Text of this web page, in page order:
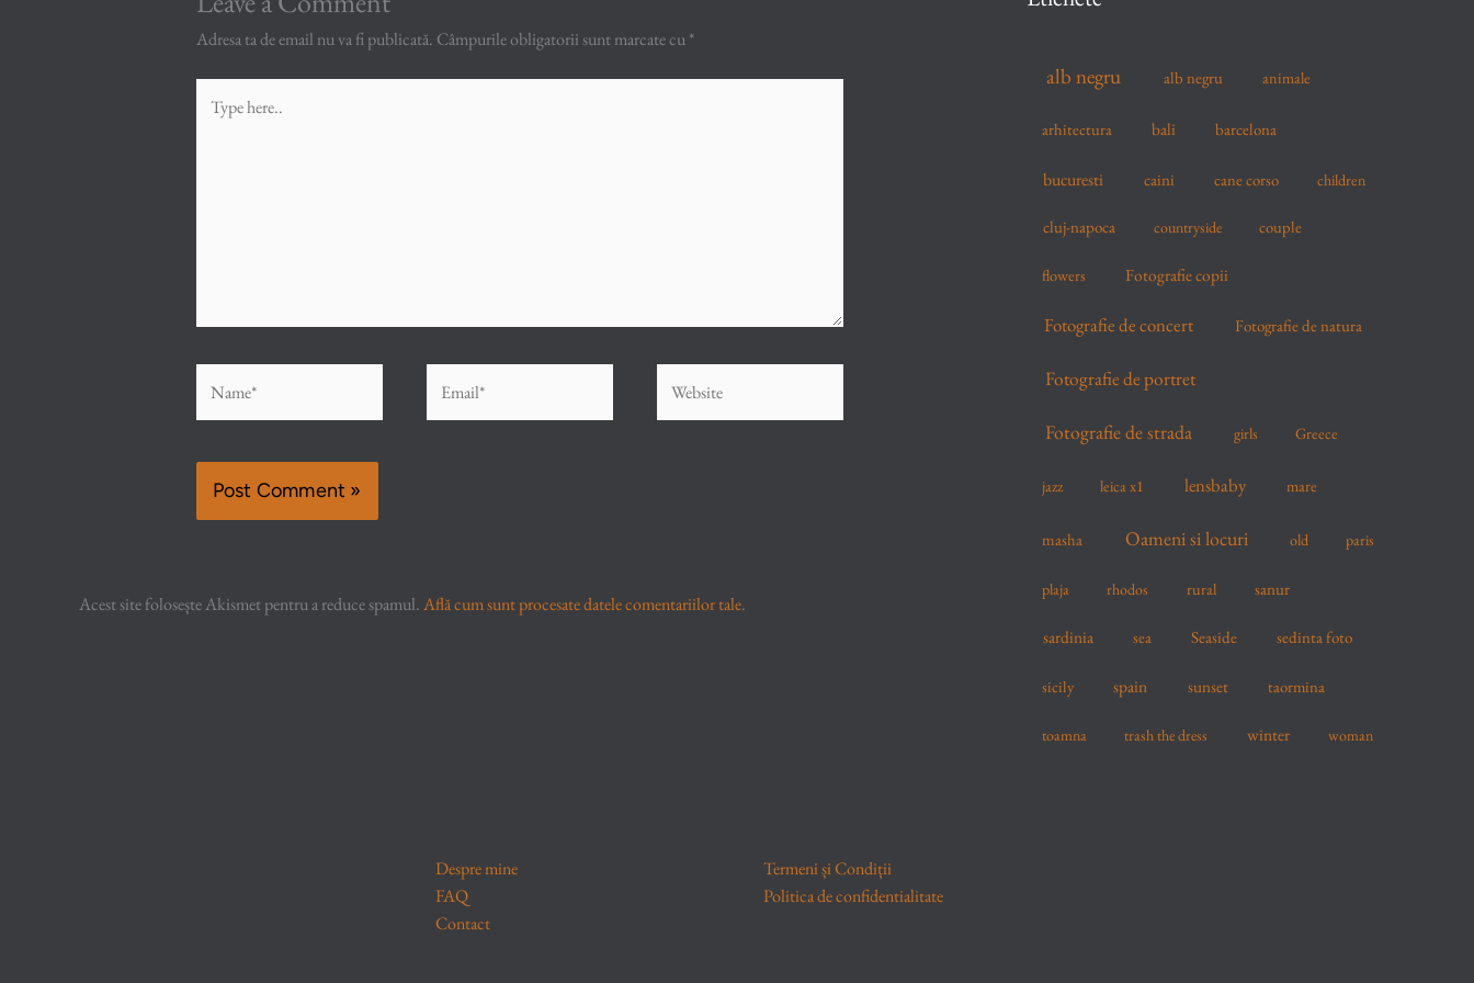
Adresa ta de email nu va fi publicată. Câmpurile obligatorii sunt marcate cu*
here..
Acest site folosește Akismet pentru a reduce spamul.Află cum sunt procesate datele comentariilor tale.
alb negru alb negru animale
arhitectura bali barcelona
bucuresti caini cane corso children
cluj-napoca countryside couple
flowers Fotografie copii
Fotografie de concert Fotografie de natura
Fotografie de portret
Fotografie de strada girls Greece
jazz leica x1 lensbaby mare
masha Oameni si locuri old paris
plaja rhodos rural sanur
sardinia sea Seaside sedinta foto
sicily spain sunset taormina
toamna trash the dress winter woman
Despre mine
FAQ
Contact
Termeni și Condiții
Politica de confidentialitate